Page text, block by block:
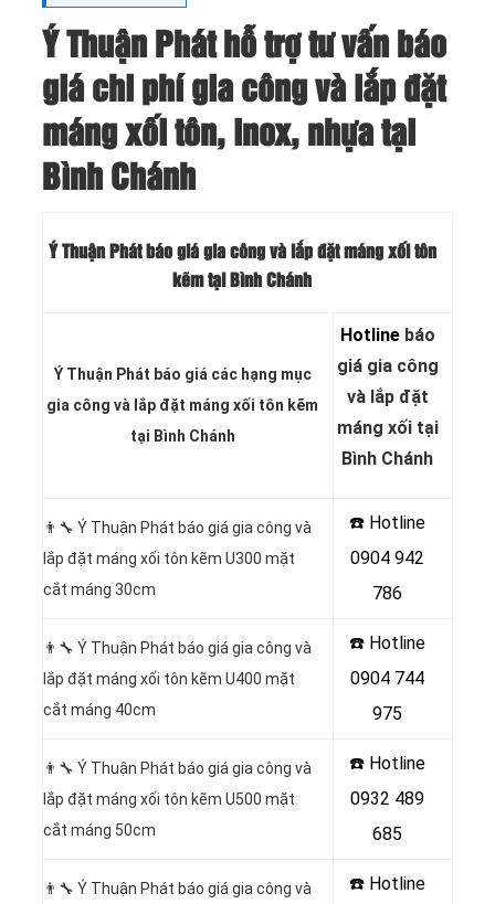
Ý Thuận Phát hỗ trợ tư vấn báo
giá chi phí gia công và lắp đặt
máng xối tôn, inox, nhựa tại
Bình Chánh
Ý Thuận Phát báo giá gia công và lắp đặt máng xối tôn
kẽm tại Bình Chánh
Ý Thuận Phát báo giá các hạng mục
gia công và lắp đặt máng xối tôn kẽm
tại Bình Chánh
Hotlinebáo
giá gia công
và lắp đặt
máng xối tại
Bình Chánh
👨‍🔧 Ý Thuận Phát báo giá gia công và
lắp đặt máng xối tôn kẽm U300 mặt
cắt máng 30cm
☎️ Hotline
0904 942
786
👨‍🔧 Ý Thuận Phát báo giá gia công và
lắp đặt máng xối tôn kẽm U400 mặt
cắt máng 40cm
☎️ Hotline
0904 744
975
👨‍🔧 Ý Thuận Phát báo giá gia công và
lắp đặt máng xối tôn kẽm U500 mặt
cắt máng 50cm
☎️ Hotline
0932 489
685
👨‍🔧 Ý Thuận Phát báo giá gia công và
☎️ Hotline